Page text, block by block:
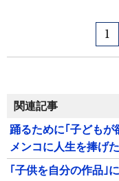
1
関連記事
踊るために｢子ども
メンコに人生を捧げ
｢子供を自分の作品｣